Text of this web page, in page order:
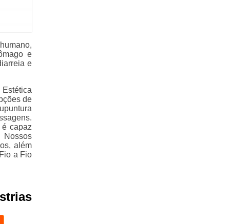
e
e
de
capaz
Nossos
além
a Fio